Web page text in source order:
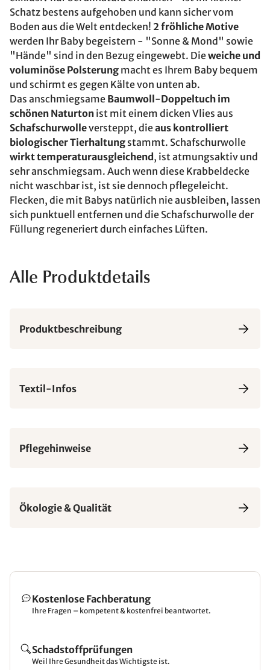
Schatz bestens aufgehoben und kann sicher vom
Boden aus die Welt entdecken! 2 fröhliche Motive
werden Ihr Baby begeistern - "Sonne & Mond" sowie
"Hände" sind in den Bezug eingewebt. Dieweiche und
voluminöse Polsterung macht es Ihrem Baby bequem
und schirmt es gegen Kälte von unten ab.
Das anschmiegsame Baumwoll-Doppeltuch im
schönen Naturton ist mit einem dicken Vlies aus
Schafschurwolleversteppt, dieaus kontrolliert
biologischer Tierhaltung stammt. Schafschurwolle
wirkt temperaturausgleichend , ist atmungsaktiv und
sehr anschmiegsam. Auch wenn diese Krabbeldecke
nicht waschbar ist, ist sie dennoch pflegeleicht.
Flecken, die mit Babys natürlich nie ausbleiben, lassen
sich punktuell entfernen und die Schafschurwolle der
Füllung regeneriert durch einfaches Lüften.
Alle Produktdetails
Produktbeschreibung
Textil-Infos
Pflegehinweise
Ökologie & Qualität
Kostenlose Fachberatung
Ihre Fragen – kompetent & kostenfrei beantwortet.
Schadstoffprüfungen
Weil Ihre Gesundheit das Wichtigste ist.